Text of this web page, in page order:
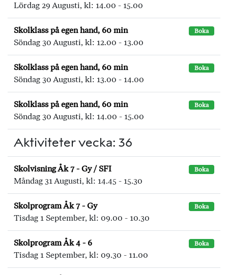
Lördag 29 Augusti, kl: 14.00 - 15.00
Skolklass på egen hand, 60 min Boka
Söndag 30 Augusti, kl: 12.00 - 13.00
Skolklass på egen hand, 60 min Boka
Söndag 30 Augusti, kl: 13.00 - 14.00
Skolklass på egen hand, 60 min Boka
Söndag 30 Augusti, kl: 14.00 - 15.00
Aktiviteter vecka: 36
Skolvisning Åk 7 - Gy / SFI Boka
Måndag 31 Augusti, kl: 14.45 - 15.30
Skolprogram Åk 7 - Gy Boka
Tisdag 1 September, kl: 09.00 - 10.30
Skolprogram Åk 4 - 6 Boka
Tisdag 1 September, kl: 09.30 - 11.00